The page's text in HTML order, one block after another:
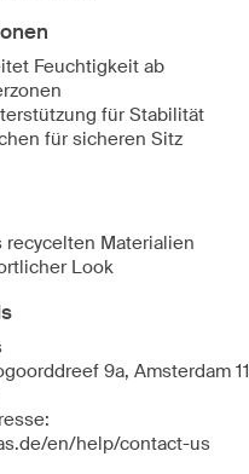
Feuchtigkeit ab
für Stabilität
für sicheren Sitz
recycelten Materialien
Look
9a, Amsterdam
en/help/contact-us